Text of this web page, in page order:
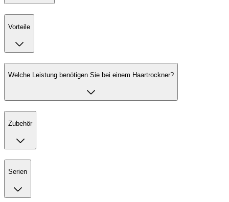
Vorteile
Welche Leistung benötigen Sie bei einem Haartrockner?
Zubehör
Serien